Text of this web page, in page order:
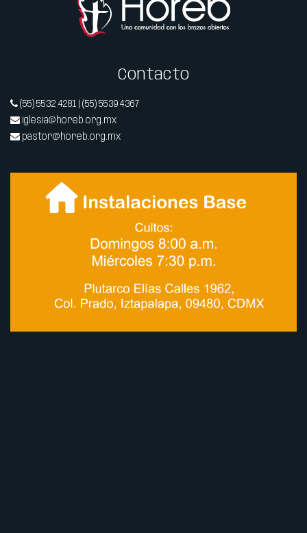
Contacto
(55) 5532 4281 | (55) 5539 4367
iglesia@horeb.org.mx
pastor@horeb.org.mx